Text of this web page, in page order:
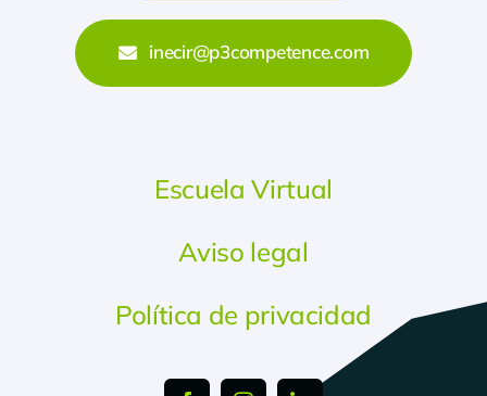
inecir@p3competence.com
Escuela Virtual
Aviso legal
Política de privacidad